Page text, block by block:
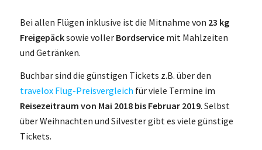
Bei allen Flügen inklusive ist die Mitnahme von 23 kg
Freigepäcksowie voller Bordservicemit Mahlzeiten
und Getränken.
Buchbar sind die günstigen Tickets z.B. über den
travelox Flug-Preisvergleich für viele Termine im
Reisezeitraum von Mai 2018 bis Februar 2019. Selbst
über Weihnachten und Silvester gibt es viele günstige
Tickets.